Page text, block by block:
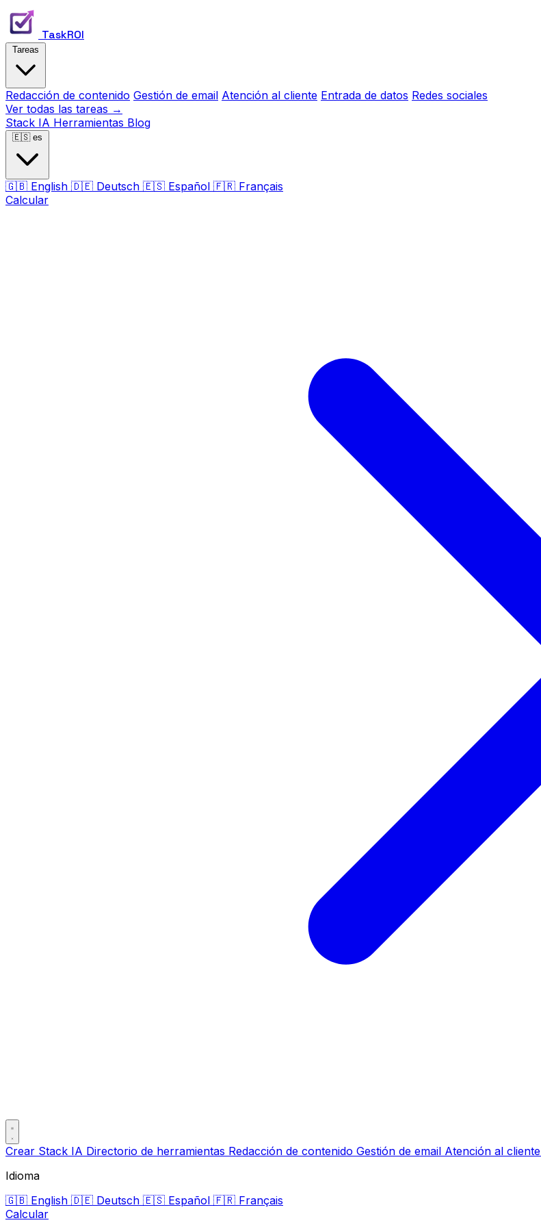
TaskROI
Redacción de contenido Gestión de email Atención al cliente Entrada de datos Redes sociales
Ver todas las tareas →
Stack IA Herramientas Blog
🇪🇸 es
🇬🇧 English 🇩🇪 Deutsch 🇪🇸 Español 🇫🇷 Français
Calcular
Crear Stack IA Directorio de herramientas Redacción de contenido Gestión de email Atención al cliente
Idioma
🇬🇧 English 🇩🇪 Deutsch 🇪🇸 Español 🇫🇷 Français
Calcular